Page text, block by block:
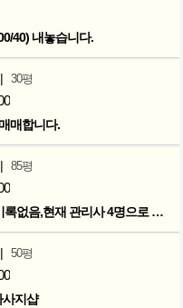
40) 내놓습니다.
| 30평
매합니다.
| 85평
85평, 각방 샤워장, 단속기록없음,현재 관리사 4명으로 성업중
| 50평
지샵